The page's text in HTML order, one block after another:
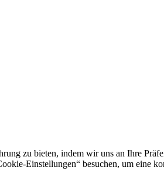
zu bieten, indem wir uns an Ihre
Einstellungen“ besuchen, um eine